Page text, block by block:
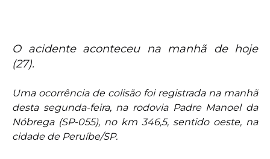
O acidente aconteceu na manhã de hoje
(27).
Uma ocorrência de colisão foi registrada na manhã
desta segunda-feira, na rodovia Padre Manoel da
Nóbrega (SP-055), no km 346,5, sentido oeste, na
cidade de Peruíbe/SP.